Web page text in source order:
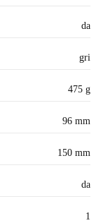
da
gri
475 g
96 mm
150 mm
da
1